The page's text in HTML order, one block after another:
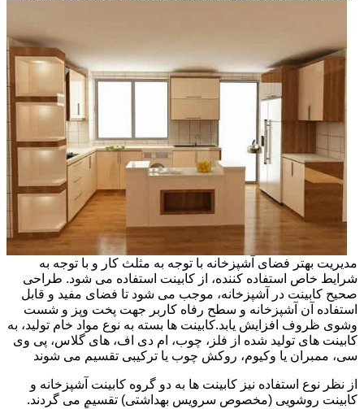
مدیریت بهتر فضای آشپزخانه با توجه به مثلث کار و با توجه به
شرایط خاص استفاده کننده، از کابینت استفاده می شود. طراحی
صحیح کابینت در آشپزخانه، موجب می شود تا فضای مفید و قابل
استفاده آن آشپزخانه و سطح رفاه کاربر جهت پخت وپز و شست
وشوی ظروف افزایش یابد.کابینت ها بسته به نوع مواد خام تولید، به
کابینت های تولید شده از فلز، چوب، ام دی اف، های گلاس، پی وی
سی، ممبران یا وکیوم، روکش چوب یا ترکیبی تقسیم می شوند
از نظر نوع استفاده نیز کابینت ها به دو گروه کابینت آشپزخانه و
کابینت روشویی (مخصوص سرویس بهداشتی) تقسیم می گردند.